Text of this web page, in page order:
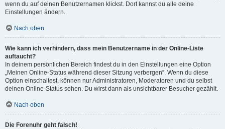
wenn du auf deinen Benutzernamen klickst. Dort kannst du alle deine
Einstellungen ändern.
Nach oben
Wie kann ich verhindern, dass mein Benutzername in der Online-Liste
auftaucht?
In deinem persönlichen Bereich findest du in den Einstellungen eine Option
„Meinen Online-Status während dieser Sitzung verbergen“. Wenn du diese
Option einschaltest, können nur Administratoren, Moderatoren und du selbst
deinen Online-Status sehen. Du wirst dann als unsichtbarer Besucher gezählt.
Nach oben
Die Forenuhr geht falsch!